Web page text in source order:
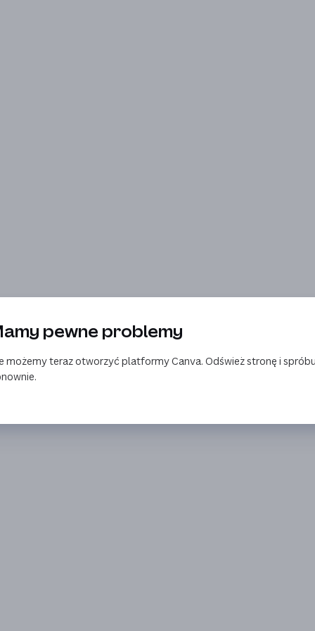
pewne problemy
możemy teraz otworzyć platformy Canva. Odśwież stronę i